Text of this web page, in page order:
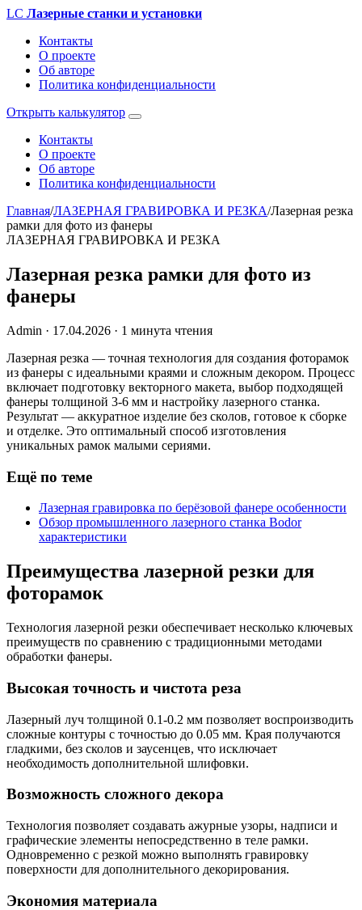
LC Лазерные станки и установки
Контакты
О проекте
Об авторе
Политика конфиденциальности
Открыть калькулятор
Контакты
О проекте
Об авторе
Политика конфиденциальности
Главная/ЛАЗЕРНАЯ ГРАВИРОВКА И РЕЗКА/Лазерная резка
рамки для фото из фанеры
ЛАЗЕРНАЯ ГРАВИРОВКА И РЕЗКА
Лазерная резка рамки для фото из
фанеры
Admin · 17.04.2026 · 1 минута чтения
Лазерная резка — точная технология для создания фоторамок
из фанеры с идеальными краями и сложным декором. Процесс
включает подготовку векторного макета, выбор подходящей
фанеры толщиной 3-6 мм и настройку лазерного станка.
Результат — аккуратное изделие без сколов, готовое к сборке
и отделке. Это оптимальный способ изготовления
уникальных рамок малыми сериями.
Ещё по теме
Лазерная гравировка по берёзовой фанере особенности
Обзор промышленного лазерного станка Bodor
характеристики
Преимущества лазерной резки для
фоторамок
Технология лазерной резки обеспечивает несколько ключевых
преимуществ по сравнению с традиционными методами
обработки фанеры.
Высокая точность и чистота реза
Лазерный луч толщиной 0.1-0.2 мм позволяет воспроизводить
сложные контуры с точностью до 0.05 мм. Края получаются
гладкими, без сколов и заусенцев, что исключает
необходимость дополнительной шлифовки.
Возможность сложного декора
Технология позволяет создавать ажурные узоры, надписи и
графические элементы непосредственно в теле рамки.
Одновременно с резкой можно выполнять гравировку
поверхности для дополнительного декорирования.
Экономия материала